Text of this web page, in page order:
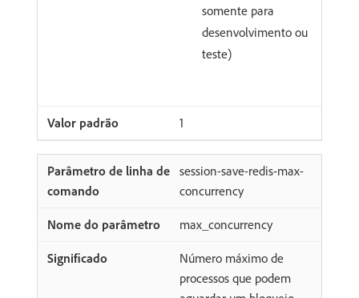
somente para
desenvolvimento ou
teste)
1
session-save-redis-max-
concurrency
max_concurrency
Número máximo de
processos que podem